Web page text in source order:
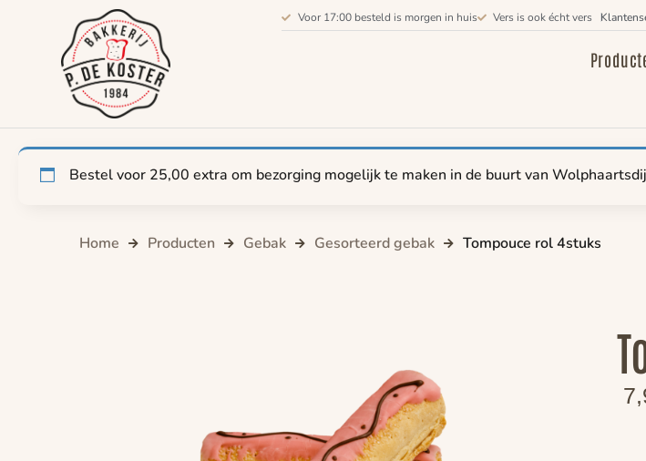
Voor 17:00 besteld is morgen in huis Vers is ook écht vers
Bestel voor 25,00 extra om bezorging mogelijk te maken in de buurt van
Home Producten Gebak Gesorteerd gebak Tompouce rol 4stuks